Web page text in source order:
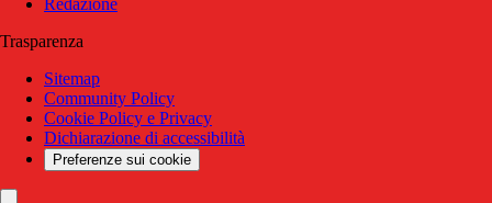
Redazione
Trasparenza
Sitemap
Community Policy
Cookie Policy e Privacy
Dichiarazione di accessibilità
Preferenze sui cookie